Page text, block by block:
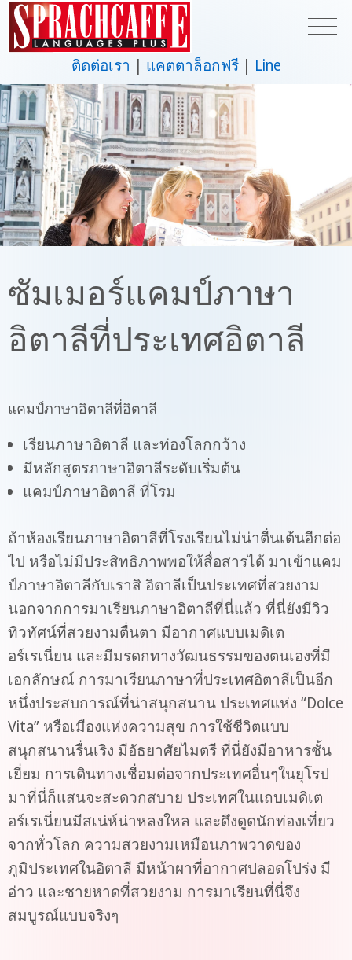
ติดต่อเรา แคตตาล็อกฟรี Line
ซัมเมอร์แคมป์ภาษา
อิตาลีที่ประเทศอิตาลี
แคมป์ภาษาอิตาลีที่อิตาลี
เรียนภาษาอิตาลี และท่องโลกกว้าง
มีหลักสูตรภาษาอิตาลีระดับเริ่มต้น
แคมป์ภาษาอิตาลี ที่โรม
ถ้าห้องเรียนภาษาอิตาลีที่โรงเรียนไม่น่าตื่นเต้นอีกต่อ
ไป หรือไม่มีประสิทธิภาพพอให้สื่อสารได้ มาเข้าแคม
ป์ภาษาอิตาลีกับเราสิ อิตาลีเป็นประเทศที่สวยงาม
นอกจากการมาเรียนภาษาอิตาลีที่นี่แล้ว ที่นี่ยังมีวิว
ทิวทัศน์ที่สวยงามตื่นตา มีอากาศแบบเมดิเต
อร์เรเนี่ยน และมีมรดกทางวัฒนธรรมของตนเองที่มี
เอกลักษณ์ การมาเรียนภาษาที่ประเทศอิตาลีเป็นอีก
หนึ่งประสบการณ์ที่น่าสนุกสนาน ประเทศแห่ง “Dolce
Vita” หรือเมืองแห่งความสุข การใช้ชีวิตแบบ
สนุกสนานรื่นเริง มีอัธยาศัยไมตรี ที่นี่ยังมีอาหารชั้น
เยี่ยม การเดินทางเชื่อมต่อจากประเทศอื่นๆในยุโรป
มาที่นี่ก็แสนจะสะดวกสบาย ประเทศในแถบเมดิเต
อร์เรเนี่ยนมีสเน่ห์น่าหลงใหล และดึงดูดนักท่องเที่ยว
จากทั่วโลก ความสวยงามเหมือนภาพวาดของ
ภูมิประเทศในอิตาลี มีหน้าผาที่อากาศปลอดโปร่ง มี
อ่าว และชายหาดที่สวยงาม การมาเรียนที่นี่จึง
สมบูรณ์แบบจริงๆ